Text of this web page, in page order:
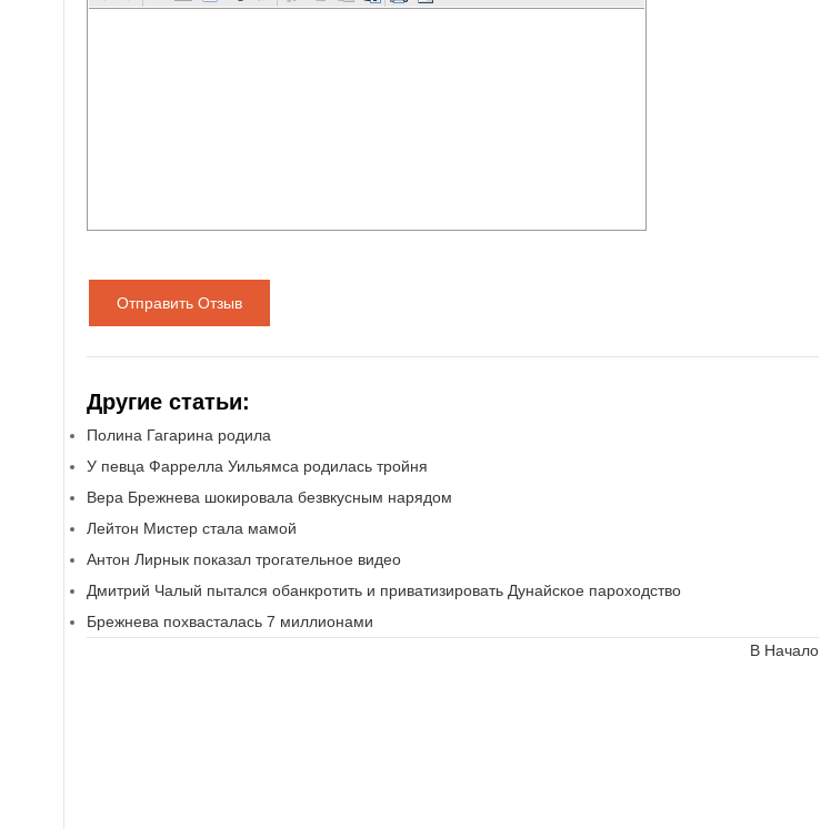
Отправить Отзыв
Другие статьи:
Полина Гагарина родила
У певца Фаррелла Уильямса родилась тройня
Вера Брежнева шокировала безвкусным нарядом
Лейтон Мистер стала мамой
Антон Лирнык показал трогательное видео
Дмитрий Чалый пытался обанкротить и приватизировать Дунайское пароходство
Брежнева похвасталась 7 миллионами
В Начало